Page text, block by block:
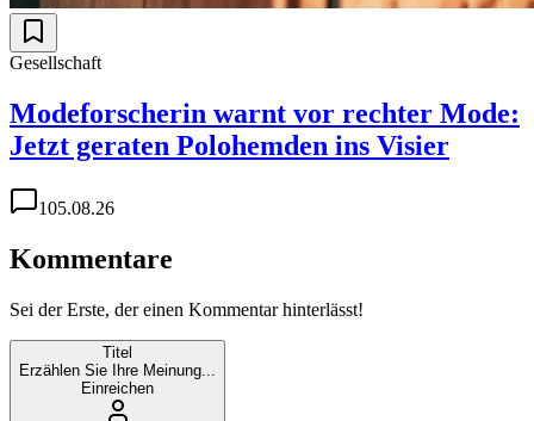
Gesellschaft
Modeforscherin warnt vor rechter Mode:
Jetzt geraten Polohemden ins Visier
105.08.26
Kommentare
Sei der Erste, der einen Kommentar hinterlässt!
Titel
Erzählen Sie Ihre Meinung...
Einreichen